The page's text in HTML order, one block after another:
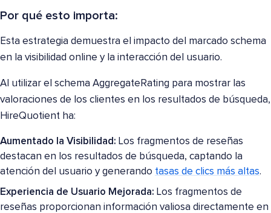
Por qué esto importa:
Esta estrategia demuestra el impacto del marcado schema
en la visibilidad online y la interacción del usuario.
Al utilizar el schema AggregateRating para mostrar las
valoraciones de los clientes en los resultados de búsqueda,
HireQuotient ha:
Aumentado la Visibilidad: Los fragmentos de reseñas
destacan en los resultados de búsqueda, captando la
atención del usuario y generando tasas de clics más altas.
Experiencia de Usuario Mejorada: Los fragmentos de
reseñas proporcionan información valiosa directamente en